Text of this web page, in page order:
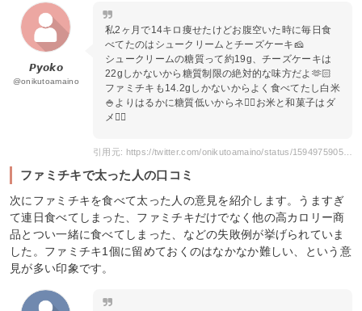
𝙋𝙮𝙤𝙠𝙤
@onikutoamaino
私2ヶ月で14キロ痩せたけどお腹空いた時に毎日食
べてたのはシュークリームとチーズケーキ🧀
シュークリームの糖質って約19g、チーズケーキは
22gしかないから糖質制限の絶対的な味方だよ🫶🏻
ファミチキも14.2gしかないからよく食べてたし白米
🍚よりはるかに糖質低いからネ😮‍💨お米と和菓子はダ
メ🙅‍♀️
引用元: https://twitter.com/onikutoamaino/status/1594975905830830085
ファミチキで太った人の口コミ
次にファミチキを食べて太った人の意見を紹介します。うますぎ
て連日食べてしまった、ファミチキだけでなく他の高カロリー商
品とつい一緒に食べてしまった、などの失敗例が挙げられていま
した。ファミチキ1個に留めておくのはなかなか難しい、という意
見が多い印象です。